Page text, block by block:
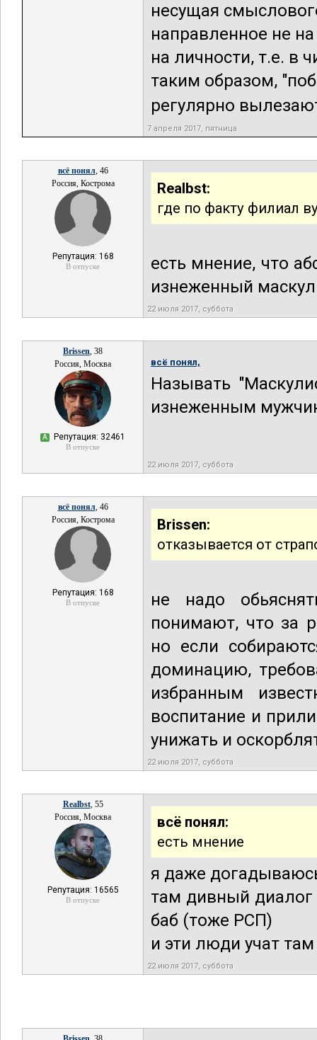
несущая
направленное не
на личности, т.е. в
таким образом,
регулярно
7 апреля 2017, пятница
всё понял, 46
Россия, Кострома
Репутация: 168
В отпуске
Realbst:
где по факту филиал
есть мнение, что
изнеженный
22 июля 2017, суббота
Brissen, 38
Россия, Москва
А Репутация: 32461
В отпуске
всё понял,
Называть
изнеженным
22 июля 2017, суббота
всё понял, 46
Россия, Кострома
Репутация: 168
В отпуске
Brissen:
отказывается от
не надо
понимают, что за
но если
доминацию,
избранным
воспитание и
унижать и
22 июля 2017, суббота
Realbst, 55
Россия, Москва
Репутация: 16565
В отпуске
всё понял:
есть мнение
я даже
там дивный диалог
баб (тоже РСП)
и эти люди учат
22 июля 2017, суббота